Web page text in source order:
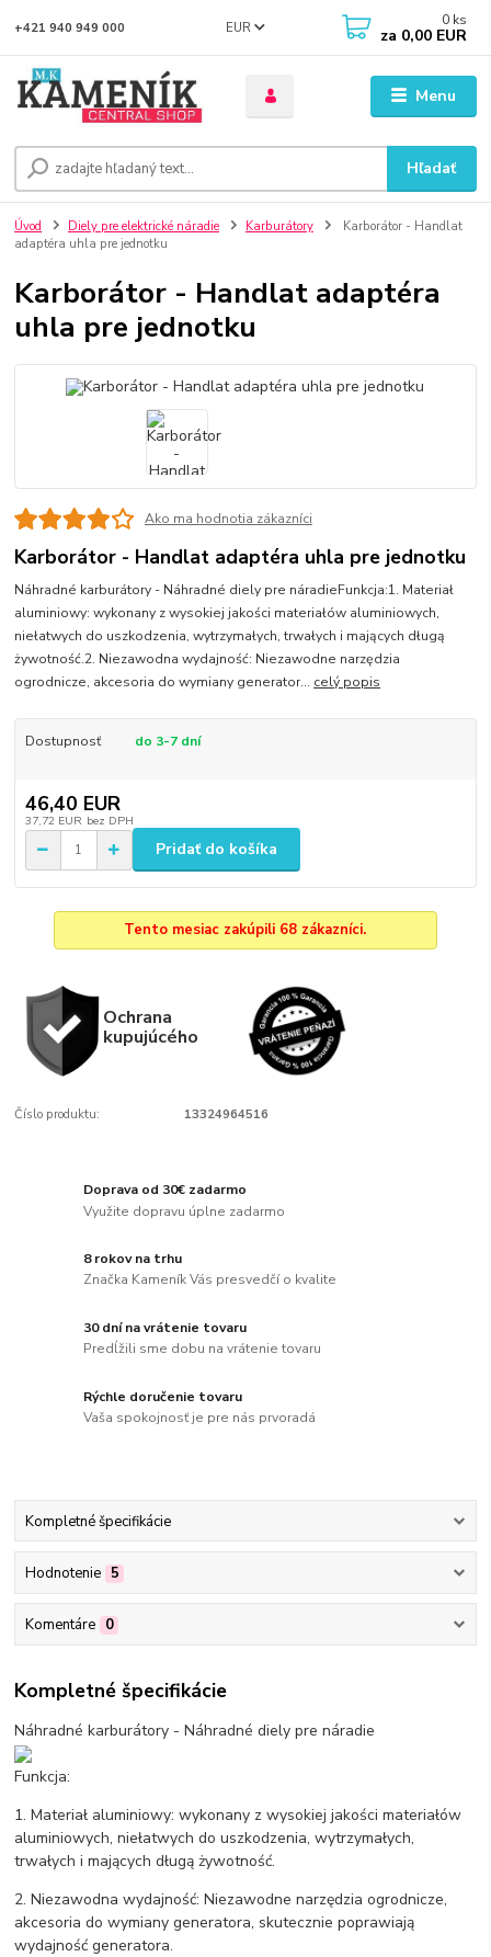
Menu
EUR
Hľadať
+421 940 949 000 0 ks
za 0,00 EUR
Úvod Diely pre elektrické náradie Karburátory
Karborátor - Handlat
adaptéra uhla pre jednotku
Karborátor - Handlat adaptéra
uhla pre jednotku
Ako ma hodnotia zákazníci
Karborátor - Handlat adaptéra uhla pre jednotku
Náhradné karburátory - Náhradné diely pre náradieFunkcja:1. Materiał
aluminiowy: wykonany z wysokiej jakości materiałów aluminiowych,
niełatwych do uszkodzenia, wytrzymałych, trwałych i mających długą
żywotność.2. Niezawodna wydajność: Niezawodne narzędzia
ogrodnicze, akcesoria do wymiany generator... celý popis
Dostupnosť do 3-7 dní
46,40 EUR
37,72 EUR bez DPH
Pridať do košíka
Tento mesiac zakúpili 68 zákazníci.
Ochrana
kupujúcého
Číslo produktu: 13324964516
Doprava od 30€ zadarmo
Využite dopravu úplne zadarmo
8 rokov na trhu
Značka Kameník Vás presvedčí o kvalite
30 dní na vrátenie tovaru
Predĺžili sme dobu na vrátenie tovaru
Rýchle doručenie tovaru
Vaša spokojnosť je pre nás prvoradá
Kompletné špecifikácie
Hodnotenie 5
Komentáre 0
Kompletné špecifikácie
Náhradné karburátory - Náhradné diely pre náradie
Funkcja:
1. Materiał aluminiowy: wykonany z wysokiej jakości materiałów
aluminiowych, niełatwych do uszkodzenia, wytrzymałych,
trwałych i mających długą żywotność.
2. Niezawodna wydajność: Niezawodne narzędzia ogrodnicze,
akcesoria do wymiany generatora, skutecznie poprawiają
wydajność generatora.